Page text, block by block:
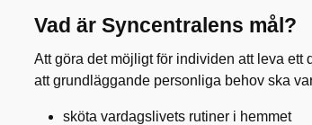
Vad är Syncentralens mål?
Att göra det möjligt för individen att leva
att grundläggande personliga behov ska
sköta vardagslivets rutiner i hemmet